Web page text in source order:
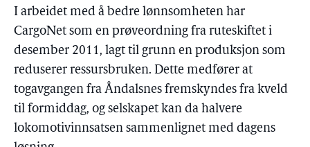
I arbeidet med å bedre lønnsomheten har
CargoNet som en prøveordning fra ruteskiftet i
desember 2011, lagt til grunn en produksjon som
reduserer ressursbruken. Dette medfører at
togavgangen fra Åndalsnes fremskyndes fra kveld
til formiddag, og selskapet kan da halvere
lokomotivinnsatsen sammenlignet med dagens